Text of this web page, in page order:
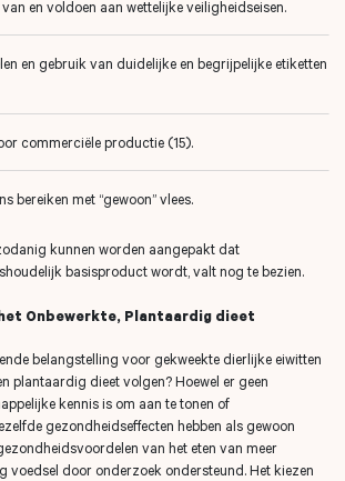
en voldoen aan wettelijke veiligheidseisen.
en gebruik van duidelijke en begrijpelijke etiketten
commerciële productie (15).
bereiken met “gewoon” vlees.
kunnen worden aangepakt dat
basisproduct wordt, valt nog te bezien.
Onbewerkte, Plantaardig dieet
belangstelling voor gekweekte dierlijke eiwitten
plantaardig dieet volgen? Hoewel er geen
kennis is om aan te tonen of
gezondheidseffecten hebben als gewoon
van het eten van meer
voedsel door onderzoek ondersteund. Het kiezen